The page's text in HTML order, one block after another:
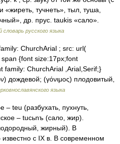
«жиреть, тучнеть», тыл, туша,
др. прус. taukis «сало».
русского языка
ChurchArial ; src: url(
{font size:17px;font
family: ChurchArial ,Arial,Serif;}
дождевой; (γόνιμος) плодовитый,
языка
teu (разбухать, пухнуть,
– tucьnъ (сало, жир).
жирный). В
с IX в. В современном